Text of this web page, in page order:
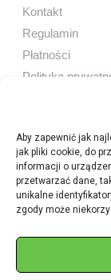
Aby zapewnić jak
jak pliki cookie, do
informacji o
przetwarzać dane,
unikalne
zgody może
Kontakt
Regulamin
Płatności
Polityka
Sprzedaż
Tel:605 603 753
Sprzedaż